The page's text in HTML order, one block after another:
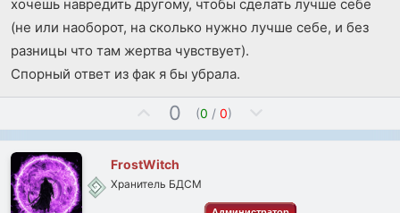
хочешь навредить другому, чтобы сделать лучше себе
(не или наоборот, на сколько нужно лучше себе, и без
разницы что там жертва чувствует).
Спорный ответ из фак я бы убрала.
о
и
т
0 (0 / 0)
е
FrostWitch
Хранитель БДСМ